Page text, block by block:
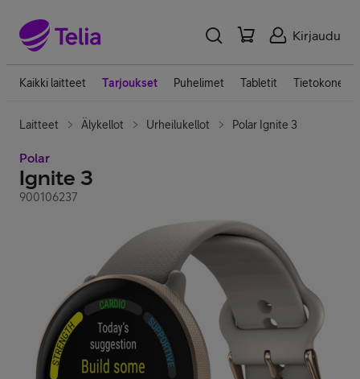
Kirjaudu
Kaikki laitteet Tarjoukset Puhelimet Tabletit Tietokoneet
Laitteet Älykellot Urheilukellot Polar Ignite 3
Polar
Ignite 3
900106237